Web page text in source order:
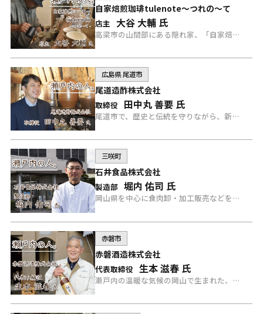
自家焙煎珈琲tulenote～つれの～て
店主 大谷 大輔 氏
高梁市の山間部にある隠れ家、「自家焙煎珈琲tulenote（つれのーて）」の、コーヒーアドバンスマイスター 大谷さんにインタビュー。
広島県 尾道市
尾道造酢株式会社
取締役 田中丸 善要 氏
尾道市で、歴史と伝統を守りながら、新しい「酢」を創り続ける「尾道造酢株式会社」の田中丸取締役にインタビュー。
三咲町
石井食品株式会社
製造部 堀内 佑司 氏
岡山県を中心に食肉卸・加工販売などを手がける「石井食品株式会社」で安心・安全を最前線で管理する食肉のプロフェッショナル 堀内さんにインタビュー。
赤磐市
赤磐酒造株式会社
代表取締役 生本 滋春 氏
瀬戸内の温暖な気候の岡山で生まれた、とことん手造りにこだわる酒蔵「赤磐酒造」の当主 生本さんにインタビュー。